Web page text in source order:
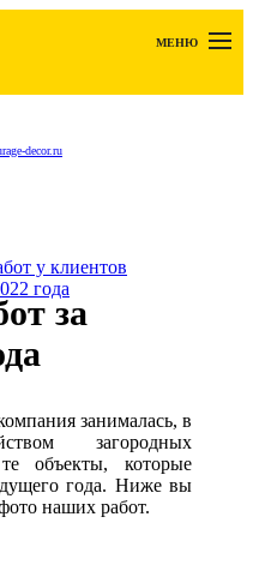
МЕНЮ
decor.ru
у клиентов
года
за
занималась, в
загородных
объекты, которые
года. Ниже вы
наших работ.